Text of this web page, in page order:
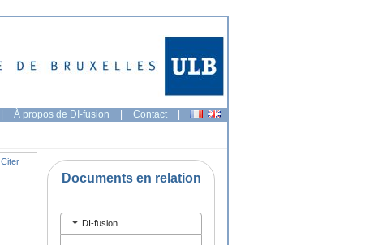
| À propos de DI-fusion | Contact |
Citer
Documents en relation
DI-fusion